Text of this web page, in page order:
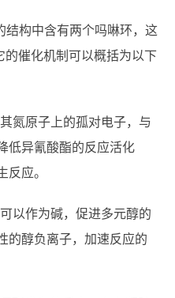
结构中含有两个吗啉环，这
催化机制可以概括为以下
氮原子上的孤对电子，与
低异氰酸酯的反应活化
反应。
以作为碱，促进多元醇的
的醇负离子，加速反应的